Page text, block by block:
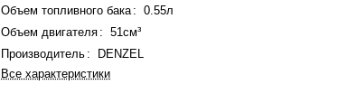
Объем топливного бака:
0.55л
Объем двигателя :
51см³
Производитель :
DENZEL
Все характеристики